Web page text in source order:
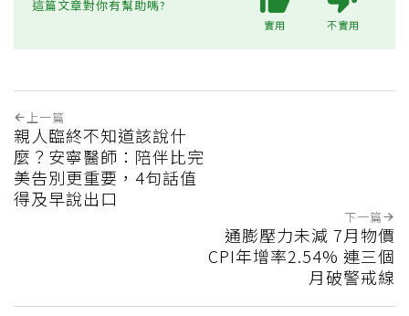
這篇文章對你有幫助嗎?
實用 不實用
上一篇
親人臨終不知道該說什
麼？安寧醫師：陪伴比完
美告別更重要，4句話值
得及早說出口
下一篇
通膨壓力未減 7月物價
CPI年增率2.54% 連三個
月破警戒線